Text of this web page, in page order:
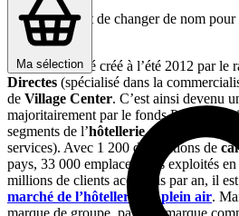
Ma sélection
Vacalians vient de changer de nom
Pourquoi ?
Vacaliansa été créé à l’été 2012 par le
Directes (spécialisé dans la
de Village Center. C’est ainsi devenu
majoritairement par le fonds Permira,
segments de l’hôtellerie de plein air
services). Avec 1 200 destinations de
pays, 33 000 emplacements exploités
millions de clients accueillis par an, il
marché de l’hôtellerie de plein air.